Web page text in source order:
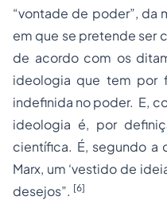
“vontade de poder”, da
em que se pretende ser
de acordo com os
ideologia que tem por
indefinida no poder. E,
ideologia é, por
científica. É, segundo a
Marx, um ‘vestido de
desejos”. [6]